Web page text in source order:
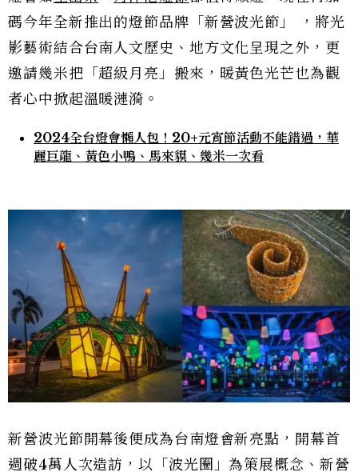
碼今年全新推出的燈節品牌「新營波光節」 ，將光
影藝術結合台南人文歷史、地方文化呈現之外，更
邀請幾米把「超級月亮」搬來，暖黃色光芒也為觀
者心中掀起溫暖漣漪。
2024全台燈會懶人包！20+元宵節活動不能錯過，華
麗巨龍、黃色小鴨、馬來貘、幾米一次看
新營波光節開幕後便成為台南燈會新亮點，開幕首
週破4萬人次造訪，以「波光圈」為策展概念、新營